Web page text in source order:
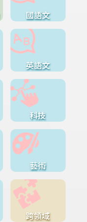
國語文
英語文
科技
藝術
跨領域